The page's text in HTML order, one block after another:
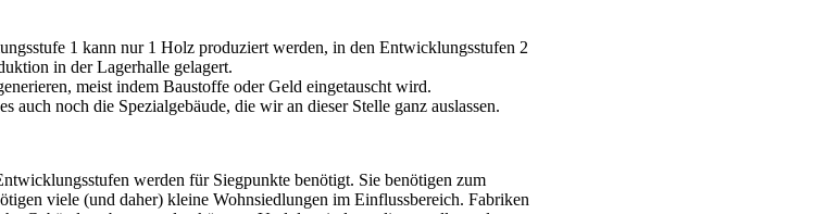
1 kann nur 1 Holz produziert werden, in den Entwicklungsstufen 2
in der Lagerhalle gelagert.
meist indem Baustoffe oder Geld eingetauscht wird.
noch die Spezialgebäude, die wir an dieser Stelle ganz auslassen.
werden für Siegpunkte benötigt. Sie benötigen zum
viele (und daher) kleine Wohnsiedlungen im Einflussbereich. Fabriken